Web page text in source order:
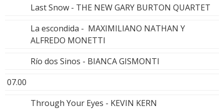
Last Snow - THE NEW GARY BURTON QUARTET
La escondida - MAXIMILIANO NATHAN Y
ALFREDO MONETTI
Río dos Sinos - BIANCA GISMONTI
07.00
Through Your Eyes - KEVIN KERN